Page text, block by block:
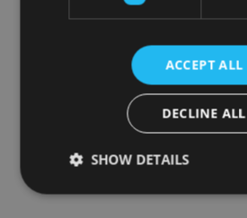
ACCEPT ALL
DECLINE ALL
SHOW DETAILS